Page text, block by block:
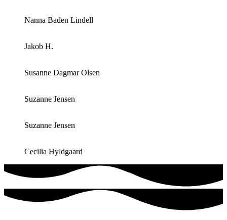
Nanna Baden Lindell
Jakob H.
Susanne Dagmar Olsen
Suzanne Jensen
Suzanne Jensen
Cecilia Hyldgaard